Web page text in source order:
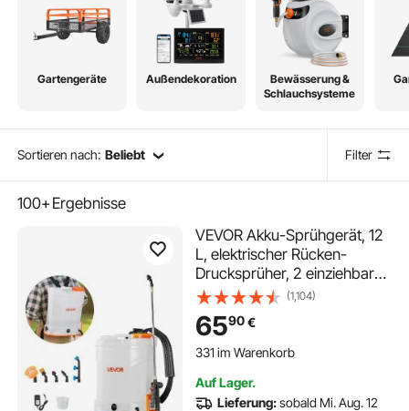
Gartengeräte Außendekoration
Bewässerung &
Schlauchsysteme
Sortieren nach: Beliebt Filter
100+Ergebnisse
VEVOR Akku-Sprühgerät, 12
L, elektrischer Rücken-
Drucksprüher, 2 einziehbare
Stäbe und 5 Düsen,
einstellbar 0–6 bar, 2
Stunden Laufzeit, tragbarer
Pumpsprüher für Hof, Garten
(1,104)
6590€
331 im Warenkorb
8.9K+ Aufrufe Kürzlich
8.9K+ Aufrufe Kürzlich
Auf Lager.
Lieferung:sobald Mi. Aug. 12